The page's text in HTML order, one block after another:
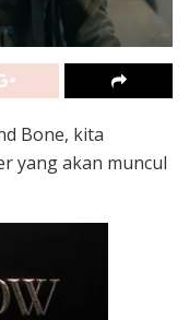
Bone, kita
yang akan muncul